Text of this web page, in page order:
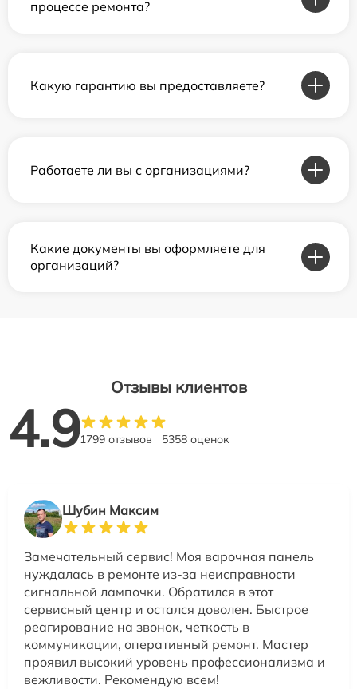
процессе ремонта?
Какую гарантию вы предоставляете?
Работаете ли вы с организациями?
Какие документы вы оформляете для
организаций?
Отзывы клиентов
4.91799 отзывов 5358 оценок
Шубин Максим
Замечательный сервис! Моя варочная панель
нуждалась в ремонте из-за неисправности
сигнальной лампочки. Обратился в этот
сервисный центр и остался доволен. Быстрое
реагирование на звонок, четкость в
коммуникации, оперативный ремонт. Мастер
проявил высокий уровень профессионализма и
вежливости. Рекомендую всем!